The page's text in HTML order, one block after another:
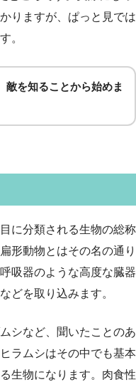
りますが、ぱっと見では
。
敵を知ることから始めま
に分類される生物の総称
形動物とはその名の通り
吸器のような高度な臓器
どを取り込みます。
シなど、聞いたことのあ
ラムシはその中でも基本
生物になります。肉食性